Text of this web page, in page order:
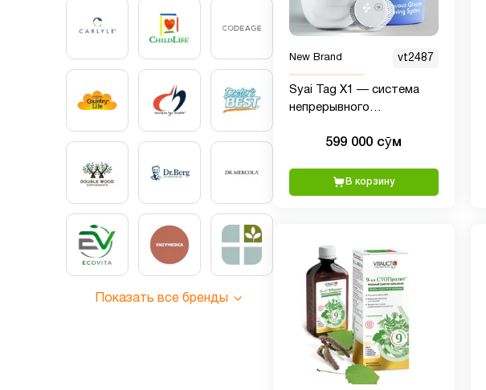
Показать все бренды
New Brand vt2487
Syai Tag X1 — система
непрерывного
599 000 сӯм
В корзину